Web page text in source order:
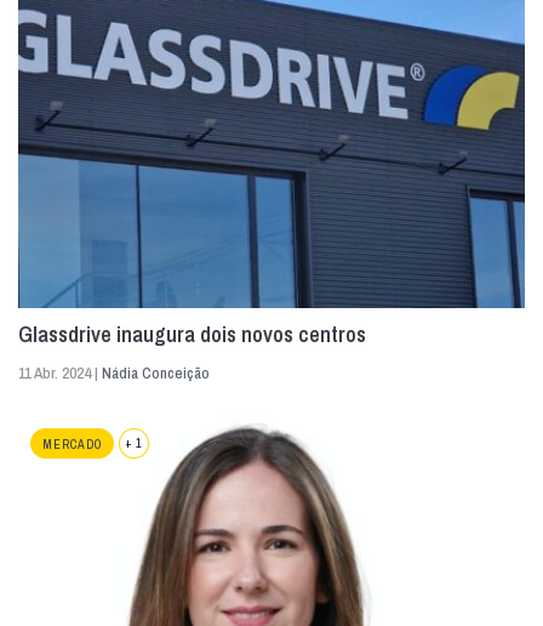
Glassdrive inaugura dois novos centros
11 Abr. 2024 | Nádia Conceição
MERCADO + 1